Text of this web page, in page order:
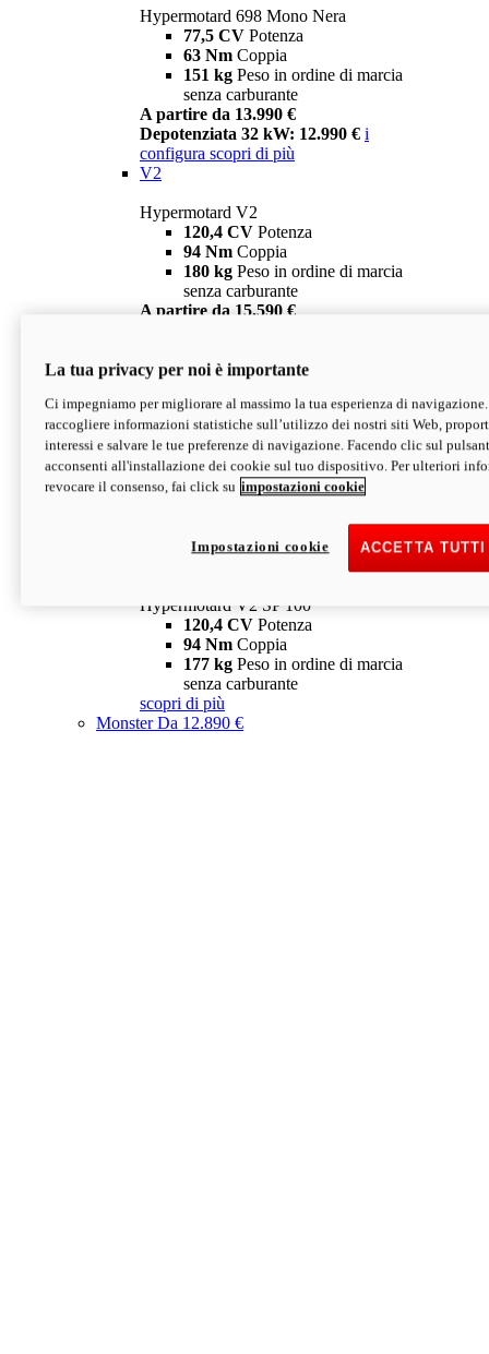
Hypermotard 698 Mono Nera
77,5 CV Potenza
63 Nm Coppia
151 kg Peso in ordine di marcia
senza carburante
A partire da 13.990 €
Depotenziata 32 kW: 12.990 € i
configura scopri di più
V2
Hypermotard V2
120,4 CV Potenza
94 Nm Coppia
180 kg Peso in ordine di marcia
senza carburante
A partire da 15.590 €
V2 SP
Hypermotard V2 SP
120,4 CVPotenza
94 NmCoppia
177 kgPeso in ordine di marcia
senza carburante
Depotenziata 35 kW: 18.890 € i
configura scopri di più
Hypermotard V2 SP 100
120,4 CV Potenza
94 Nm Coppia
177 kg Peso in ordine di marcia
senza carburante
scopri di più
MonsterDa 12.890 €
La tua privacy per noi è importante
Ci impegniamo per migliorare al massimo la tua esperienza di
raccogliere informazioni statistiche sull’utilizzo dei nostri siti Web,
interessi e salvare le tue preferenze di navigazione. Facendo clic sul
acconsenti all'installazione dei cookie sul tuo dispositivo. Per ulteriori
revocare il consenso, fai click su impostazioni cookie
ACCETTA
Impostazioni cookie